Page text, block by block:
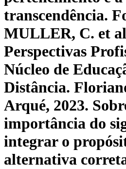
transcendência.
MULLER, C. et
Perspectivas
Núcleo de
Distância.
Arqué, 2023.
importância do
integrar o
alternativa